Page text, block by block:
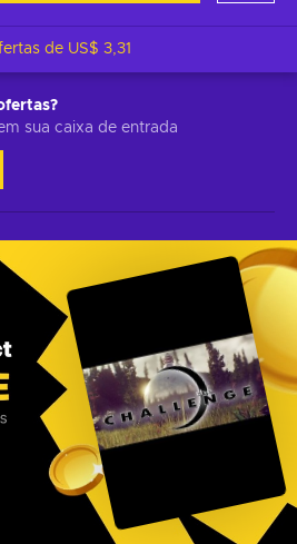
de US$ 3,31
sua caixa de entrada